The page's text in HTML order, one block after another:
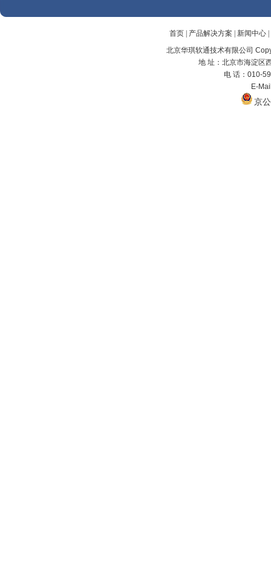
首页 产品解决方案 新闻中心
北京华琪软通技术有限公司
地 址：北京市海淀区
电 话：010-
E-
京